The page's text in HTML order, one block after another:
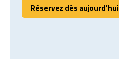
Réservez dès aujourd’hui
Réservez dès aujourd’hui